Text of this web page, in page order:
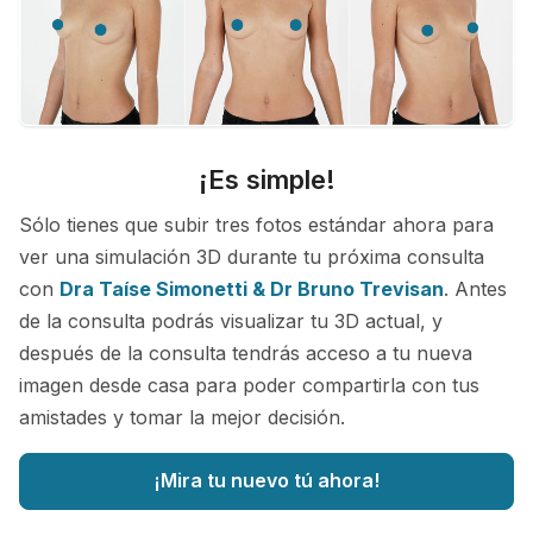
¡Es simple!
Sólo tienes que subir tres fotos estándar ahora para
ver una simulación 3D durante tu próxima consulta
con Dra Taíse Simonetti & Dr Bruno Trevisan. Antes
de la consulta podrás visualizar tu 3D actual, y
después de la consulta tendrás acceso a tu nueva
imagen desde casa para poder compartirla con tus
amistades y tomar la mejor decisión.
¡Mira tu nuevo tú ahora!